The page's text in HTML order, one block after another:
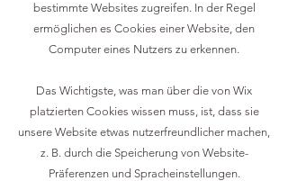
bestimmte Websites zugreifen. In der Regel
ermöglichen es Cookies einer Website, den
Computer eines Nutzers zu erkennen.
Das Wichtigste, was man über die von Wix
platzierten Cookies wissen muss, ist, dass sie
unsere Website etwas nutzerfreundlicher machen,
z. B. durch die Speicherung von Website-
Präferenzen und Spracheinstellungen.